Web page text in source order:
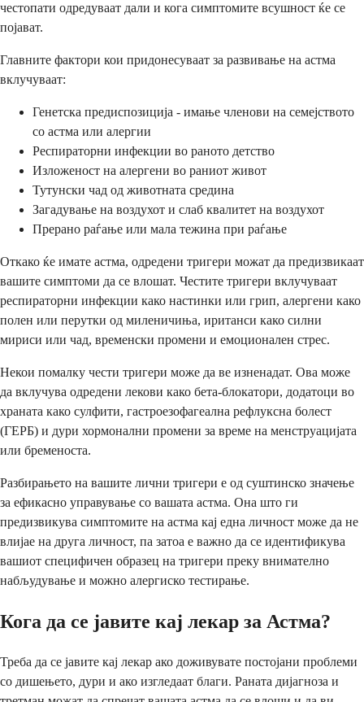
честопати одредуваат дали и кога симптомите всушност ќе се
појават.
Главните фактори кои придонесуваат за развивање на астма
вклучуваат:
Генетска предиспозиција - имање членови на семејството
со астма или алергии
Респираторни инфекции во раното детство
Изложеност на алергени во раниот живот
Тутунски чад од животната средина
Загадување на воздухот и слаб квалитет на воздухот
Прерано раѓање или мала тежина при раѓање
Откако ќе имате астма, одредени тригери можат да предизвикаат
вашите симптоми да се влошат. Честите тригери вклучуваат
респираторни инфекции како настинки или грип, алергени како
полен или перутки од миленичиња, иританси како силни
мириси или чад, временски промени и емоционален стрес.
Некои помалку чести тригери може да ве изненадат. Ова може
да вклучува одредени лекови како бета-блокатори, додатоци во
храната како сулфити, гастроезофагеална рефлуксна болест
(ГЕРБ) и дури хормонални промени за време на менструацијата
или бременоста.
Разбирањето на вашите лични тригери е од суштинско значење
за ефикасно управување со вашата астма. Она што ги
предизвикува симптомите на астма кај една личност може да не
влијае на друга личност, па затоа е важно да се идентификува
вашиот специфичен образец на тригери преку внимателно
набљудување и можно алергиско тестирање.
Кога да се јавите кај лекар за Астма?
Треба да се јавите кај лекар ако доживувате постојани проблеми
со дишењето, дури и ако изгледаат благи. Раната дијагноза и